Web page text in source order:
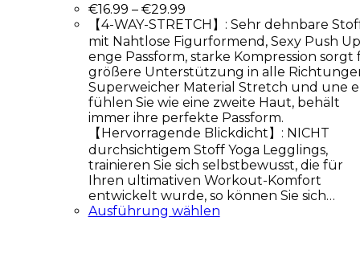
€16.99 – €29.99
【4-WAY-STRETCH】: Sehr dehnbare
mit Nahtlose Figurformend, Sexy Push
enge Passform, starke Kompression sorgt
größere Unterstützung in alle
Superweicher Material Stretch und une
fühlen Sie wie eine zweite Haut, behält
immer ihre perfekte Passform.
【Hervorragende Blickdicht】: NICHT
durchsichtigem Stoff Yoga Legglings,
trainieren Sie sich selbstbewusst, die für
Ihren ultimativen Workout-Komfort
entwickelt wurde, so können Sie sich…
Ausführung wählen